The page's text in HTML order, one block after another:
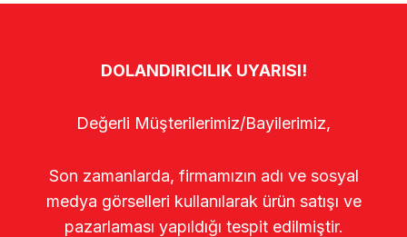
DOLANDIRICILIK UYARISI!
Değerli Müşterilerimiz/Bayilerimiz,
Son zamanlarda, firmamızın adı ve sosyal
medya görselleri kullanılarak ürün satışı ve
pazarlaması yapıldığı tespit edilmiştir.